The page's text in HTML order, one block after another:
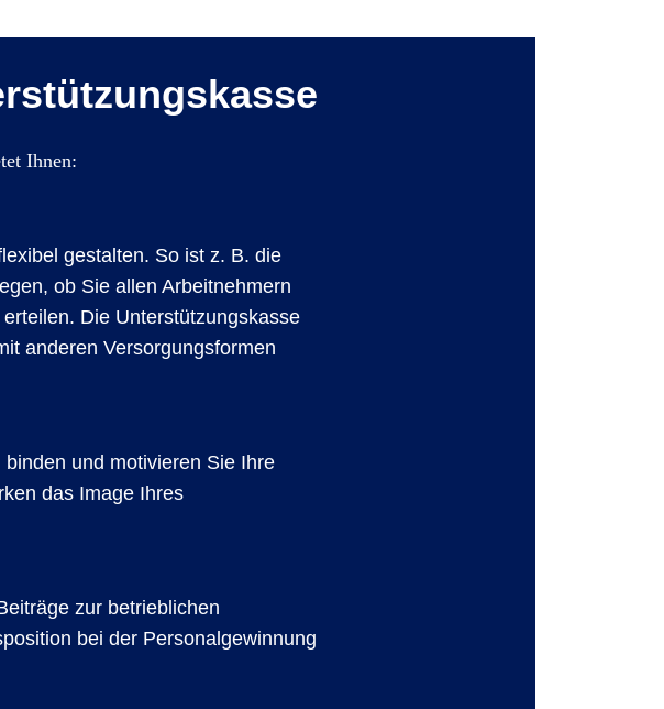
Ihnen:
gestalten. So ist z. B. die
ob Sie allen Arbeitnehmern
Die Unterstützungskasse
anderen Versorgungsformen
und motivieren Sie Ihre
das Image Ihres
zur betrieblichen
bei der Personalgewinnung